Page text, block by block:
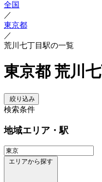
全国
／
東京都
／
荒川七丁目駅の一覧
東京都 荒川
絞り込み
検索条件
地域エリア・駅
エリアから探す